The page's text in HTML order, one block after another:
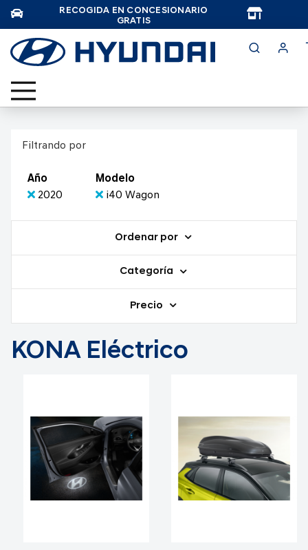
RECOGIDA EN CONCESIONARIO
GRATIS
Filtrando por
Año
2020
Modelo
i40 Wagon
Ordenar por
Categoría
Precio
KONA Eléctrico